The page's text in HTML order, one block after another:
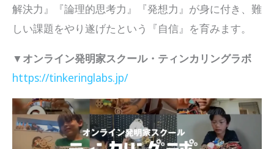
解決力』『論理的思考力』『発想力』が身に付き、難
しい課題をやり遂げたという『自信』を育みます。
▼オンライン発明家スクール・ティンカリングラボ
https://tinkeringlabs.jp/